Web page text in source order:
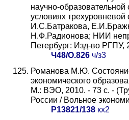
научно-
условиях
И.С.Батракова,
Н.Ф.Радионова; НИИ
Петербург: Изд-во РГПУ,
Ч48/О.826ч/з3
Романова М.Ю.
экономического
М.: ВЭО, 2010. - 73 с. -
России / Вольное
Р13821/138кх2